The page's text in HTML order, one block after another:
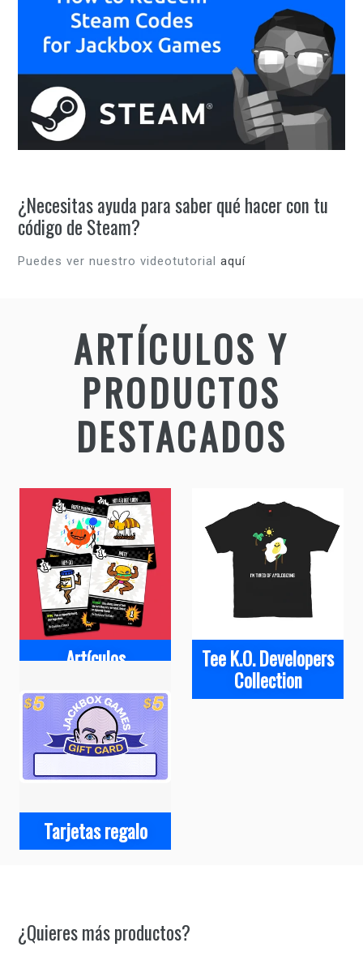
¿Necesitas ayuda para saber qué hacer con tu
código de Steam?
Puedes ver nuestro videotutorial aquí
ARTÍCULOS Y
PRODUCTOS
DESTACADOS
Artículos Tee K.O. Developers
Collection
Tarjetas regalo
¿Quieres más productos?